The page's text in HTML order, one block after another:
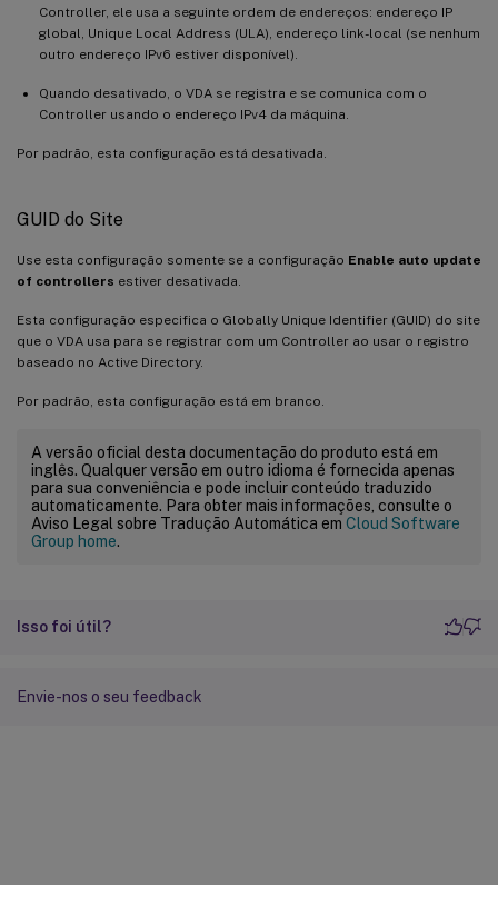
Controller, ele usa a seguinte ordem de endereços: endereço IP
global, Unique Local Address (ULA), endereço link-local (se nenhum
outro endereço IPv6 estiver disponível).
Quando desativado, o VDA se registra e se comunica com o
Controller usando o endereço IPv4 da máquina.
Por padrão, esta configuração está desativada.
GUID do Site
Use esta configuração somente se a configuração Enable auto update
of controllers estiver desativada.
Esta configuração especifica o Globally Unique Identifier (GUID) do site
que o VDA usa para se registrar com um Controller ao usar o registro
baseado no Active Directory.
Por padrão, esta configuração está em branco.
A versão oficial desta documentação do produto está em
inglês. Qualquer versão em outro idioma é fornecida apenas
para sua conveniência e pode incluir conteúdo traduzido
automaticamente. Para obter mais informações, consulte o
Aviso Legal sobre Tradução Automática em Cloud Software
Group home.
Isso foi útil?
Envie-nos o seu feedback